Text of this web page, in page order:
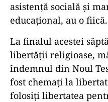
asistență socială și
educațional, au o fiică.
La finalul acestei
libertății religioase,
îndemnul din Noul
fost chemaţi la
folosiţi libertatea